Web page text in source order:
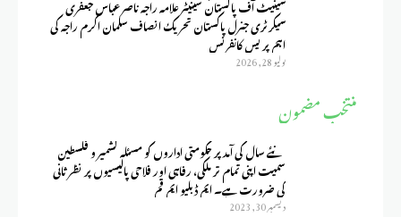
سینیٹ آف پاکستان سینیٹر علامہ راجہ ناصر عباس جعفری
سیکرٹری جنرل پاکستان تحریک انصاف سلمان اکرم راجہ کی
اہم پریس کانفرنس
يوليو 28, 2026
منتخب مضمون
نئے سال کی آمد پر حکومتی اداروں کو مسئلہ کشمیر و فلسطین
سمیت اپنی تمام تر ملکی، رفاہی اور فلاحی پالیسیوں پر نظر ثانی
کی ضرورت ہے۔ ایم ڈبلیو ایم قم
ديسمبر 30, 2023